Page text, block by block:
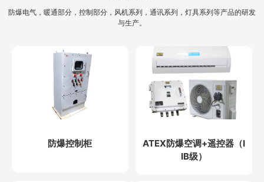
防爆电气，暖通部分，控制部分，风机系列，通讯系列，灯具系列等产品的研发
与生产。
防爆控制柜
ATEX防爆空调+遥控器（I
IB级）